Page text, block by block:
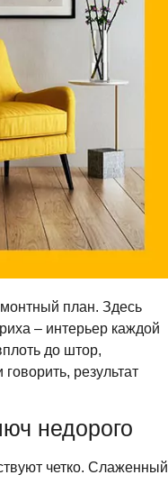
план. Здесь
– интерьер каждой
до штор,
результат
недорого
четко. Слаженный